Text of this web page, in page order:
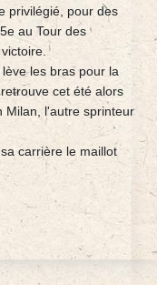
privilégié, pour des
au Tour des
les bras pour la
cet été alors
Milan, l'autre sprinteur
carrière le maillot